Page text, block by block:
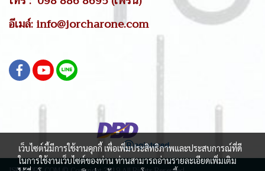
อีเมล์: info@jorcharone.com
เว็บไซต์นี้มีการใช้งานคุกกี้ เพื่อเพิ่มประสิทธิภาพและประสบการณ์ที่ดี
ในการใช้งานเว็บไซต์ของท่าน ท่านสามารถอ่านรายละเอียดเพิ่มเติม